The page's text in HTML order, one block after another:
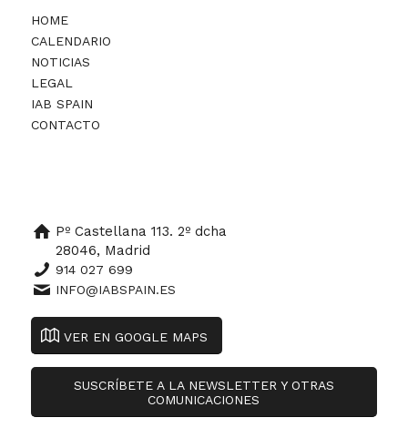
HOME
CALENDARIO
NOTICIAS
LEGAL
IAB SPAIN
CONTACTO
Pº Castellana 113. 2º dcha
28046, Madrid
914 027 699
INFO@IABSPAIN.ES
VER EN GOOGLE MAPS
SUSCRÍBETE A LA NEWSLETTER Y OTRAS
COMUNICACIONES